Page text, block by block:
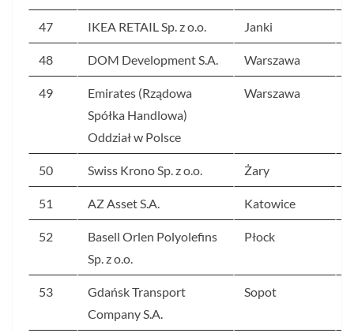
47 IKEA RETAIL Sp. z o.o. Janki
48 DOM Development S.A. Warszawa
49
Emirates (Rządowa
Spółka Handlowa)
Oddział w Polsce
Warszawa
50 Swiss Krono Sp. z o.o. Żary
51 AZ Asset S.A. Katowice
52
Basell Orlen Polyolefins
Sp. z o.o.
Płock
53
Gdańsk Transport
Company S.A.
Sopot